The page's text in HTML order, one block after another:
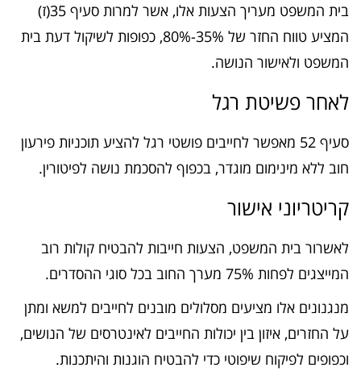
בית המשפט מעריך הצעות אלו, אשר למרות סעיף 35(ז)
המציע טווח החזר של 35%-80%, כפופות לשיקול דעת בית
המשפט ולאישור הנושה.
לאחר פשיטת רגל
סעיף 52 מאפשר לחייבים פושטי רגל להציע תוכניות פירעון
חוב ללא מינימום מוגדר, בכפוף להסכמת נושה לפיטורין.
קריטריוני אישור
לאשרור בית המשפט, הצעות חייבות להבטיח קולות רוב
המייצגים לפחות 75% מערך החוב בכל סוגי ההסדרים.
מנגנונים אלו מציעים מסלולים מובנים לחייבים למשא ומתן
על החזרים, איזון בין יכולות החייבים לאינטרסים של הנושים,
וכפופים לפיקוח שיפוטי כדי להבטיח הוגנות והיתכנות.